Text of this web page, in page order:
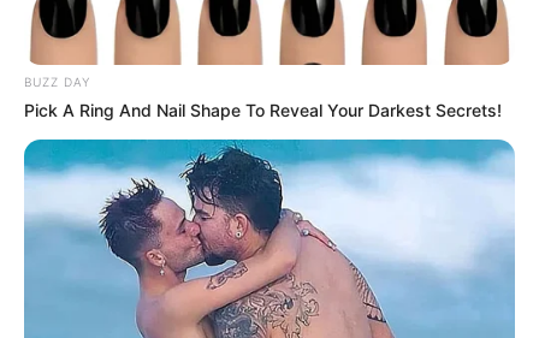
BUZZ DAY
Pick A Ring And Nail Shape To Reveal Your Darkest Secrets!